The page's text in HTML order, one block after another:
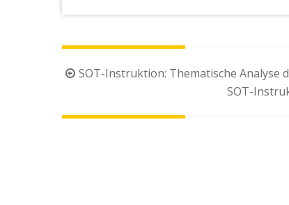
Beitragsnavigation
SOT-Instruktion: Thematische Analyse
SOT-